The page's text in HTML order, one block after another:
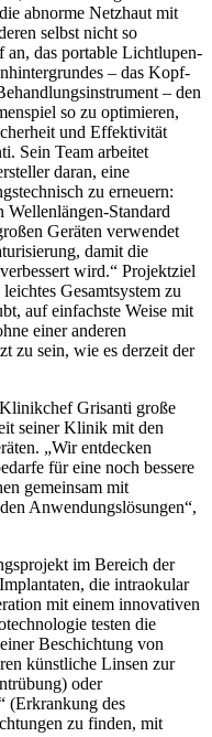
abnorme Netzhaut mit
selbst nicht so
an, das portable Lichtlupen-
– das Kopf-
– den
so zu optimieren,
und Effektivität
Sein Team arbeitet
daran, eine
zu erneuern:
Wellenlängen-Standard
Geräten verwendet
damit die
wird.“ Projektziel
Gesamtsystem zu
auf einfachste Weise mit
einer anderen
zu sein, wie es derzeit der
Grisanti große
seiner Klinik mit den
„Wir entdecken
für eine noch bessere
gemeinsam mit
Anwendungslösungen“,
im Bereich der
die intraokular
mit einem innovativen
testen die
Beschichtung von
künstliche Linsen zur
oder
(Erkrankung des
zu finden, mit